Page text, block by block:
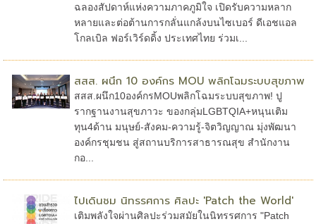
ฉลองสัปดาห์แห่งความภาคภูมิใจ เปิดรับความหลาก
หลายและต่อต้านการกลั่นแกล้งบนไซเบอร์ ดีเอชแอล
โกลเบิล ฟอร์เวิร์ดดิ้ง ประเทศไทย ร่วมเ...
สสส. ผนึก 10 องค์กร MOU พลิกโฉมระบบสุขภาพ
สสส.ผนึก10องค์กรMOUพลิกโฉมระบบสุขภาพ! ปู
รากฐานงานสุขภาวะ ของกลุ่มLGBTQIA+หนุนเติม
ทุน4ด้าน มนุษย์-สังคม-ความรู้-จิตวิญญาณ มุ่งพัฒนา
องค์กรชุมชน สู่สถานบริการสาธารณสุข สำนักงาน
กอ...
ไปเดินชม นิทรรศการ ศิลปะ 'Patch the World'
เติมพลังใจผ่านศิลปะร่วมสมัยในนิทรรศการ "Patch